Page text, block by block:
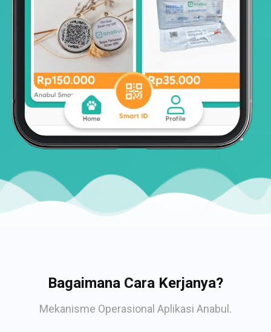
Bagaimana Cara Kerjanya?
Mekanisme Operasional Aplikasi Anabul.